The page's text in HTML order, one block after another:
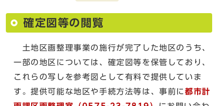
確定図等の閲覧
土地区画整理事業の施行が完了した地区のうち、
一部の地区については、確定図等を保管しており、
これらの写しを参考図として有料で提供していま
す。提供可能な地区や手続方法等は、事前に都市計